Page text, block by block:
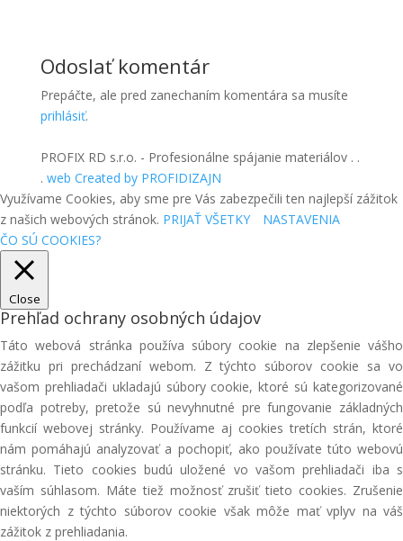
Odoslať komentár
Prepáčte, ale pred zanechaním komentára sa musíte
prihlásiť.
PROFIX RD s.r.o. - Profesionálne spájanie materiálov . .
. web Created by PROFIDIZAJN
Využívame Cookies, aby sme pre Vás zabezpečili ten najlepší zážitok
z našich webových stránok. PRIJAŤ VŠETKY
NASTAVENIA
ČO SÚ COOKIES?
Close
Prehľad ochrany osobných údajov
Táto webová stránka používa súbory cookie na zlepšenie vášho
zážitku pri prechádzaní webom. Z týchto súborov cookie sa vo
vašom prehliadači ukladajú súbory cookie, ktoré sú kategorizované
podľa potreby, pretože sú nevyhnutné pre fungovanie základných
funkcií webovej stránky. Používame aj cookies tretích strán, ktoré
nám pomáhajú analyzovať a pochopiť, ako používate túto webovú
stránku. Tieto cookies budú uložené vo vašom prehliadači iba s
vaším súhlasom. Máte tiež možnosť zrušiť tieto cookies. Zrušenie
niektorých z týchto súborov cookie však môže mať vplyv na váš
zážitok z prehliadania.